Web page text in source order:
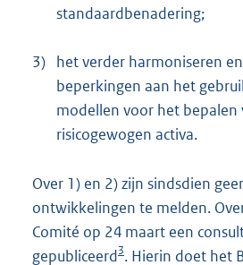
standaardbenadering;
3) het verder harmoniseren
beperkingen aan het
modellen voor het bepalen
risicogewogen activa.
Over 1) en 2) zijn sindsdien
ontwikkelingen te melden.
Comité op 24 maart een
gepubliceerd3. Hierin doet het